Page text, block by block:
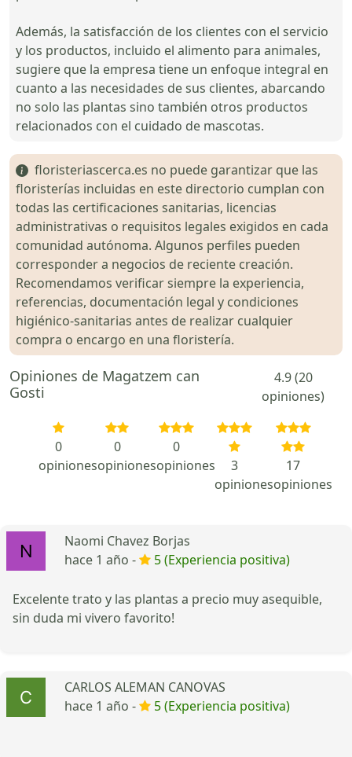
Además, la satisfacción de los clientes con el servicio
y los productos, incluido el alimento para animales,
sugiere que la empresa tiene un enfoque integral en
cuanto a las necesidades de sus clientes, abarcando
no solo las plantas sino también otros productos
relacionados con el cuidado de mascotas.
floristeriascerca.es no puede garantizar que las
floristerías incluidas en este directorio cumplan con
todas las certificaciones sanitarias, licencias
administrativas o requisitos legales exigidos en cada
comunidad autónoma. Algunos perfiles pueden
corresponder a negocios de reciente creación.
Recomendamos verificar siempre la experiencia,
referencias, documentación legal y condiciones
higiénico-sanitarias antes de realizar cualquier
compra o encargo en una floristería.
Opiniones de Magatzem can
Gosti
4.9 (20
opiniones)
0
opiniones
0
opiniones
0
opiniones
3
opiniones
17
opiniones
Naomi Chavez Borjas
hace 1 año -
5 (Experiencia positiva)
Excelente trato y las plantas a precio muy asequible,
sin duda mi vivero favorito!
CARLOS ALEMAN CANOVAS
hace 1 año -
5 (Experiencia positiva)